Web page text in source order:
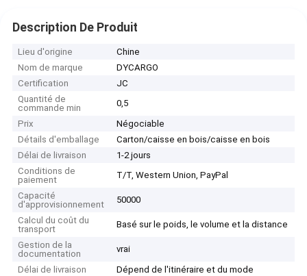
Description De Produit
Lieu d'origine
Chine
Nom de marque
DYCARGO
Certification
JC
Quantité de
commande min
0,5
Prix
Négociable
Détails d'emballage
Carton/caisse en bois/caisse en bois
Délai de livraison
1-2 jours
Conditions de
paiement
T/T, Western Union, PayPal
Capacité
d'approvisionnement
50000
Calcul du coût du
transport
Basé sur le poids, le volume et la distance
Gestion de la
documentation
vrai
Délai de livraison
Dépend de l'itinéraire et du mode